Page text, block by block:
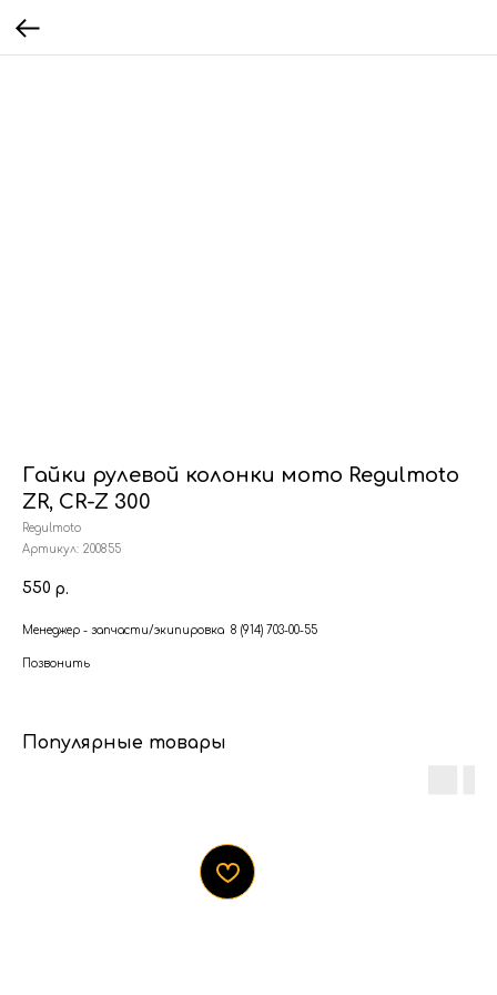
Гайки рулевой колонки мото Regulmoto
ZR, CR-Z 300
Regulmoto
Артикул: 200855
550 р.
Менеджер - запчасти/экипировка 8 (914) 703-00-55
Позвонить
Популярные товары